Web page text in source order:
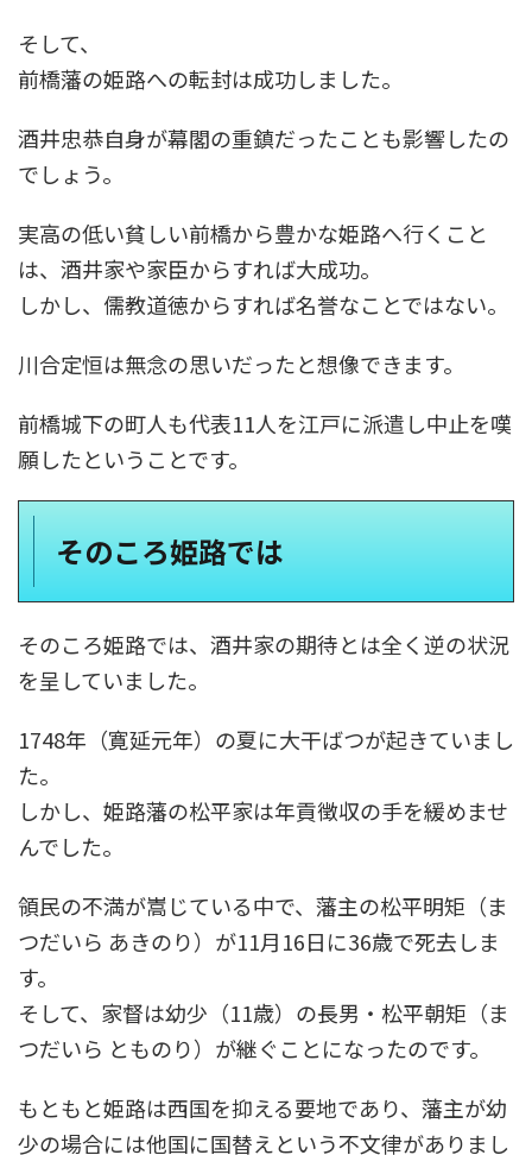
そして、
前橋藩の姫路への転封は成功しました。
酒井忠恭自身が幕閣の重鎮だったことも影響したの
でしょう。
実高の低い貧しい前橋から豊かな姫路へ行くこと
は、酒井家や家臣からすれば大成功。
しかし、儒教道徳からすれば名誉なことではない。
川合定恒は無念の思いだったと想像できます。
前橋城下の町人も代表11人を江戸に派遣し中止を嘆
願したということです。
そのころ姫路では
そのころ姫路では、酒井家の期待とは全く逆の状況
を呈していました。
1748年（寛延元年）の夏に大干ばつが起きていまし
た。
しかし、姫路藩の松平家は年貢徴収の手を緩めませ
んでした。
領民の不満が嵩じている中で、藩主の松平明矩（ま
つだいら あきのり）が11月16日に36歳で死去しま
す。
そして、家督は幼少（11歳）の長男・松平朝矩（ま
つだいら とものり）が継ぐことになったのです。
もともと姫路は西国を抑える要地であり、藩主が幼
少の場合には他国に国替えという不文律がありまし